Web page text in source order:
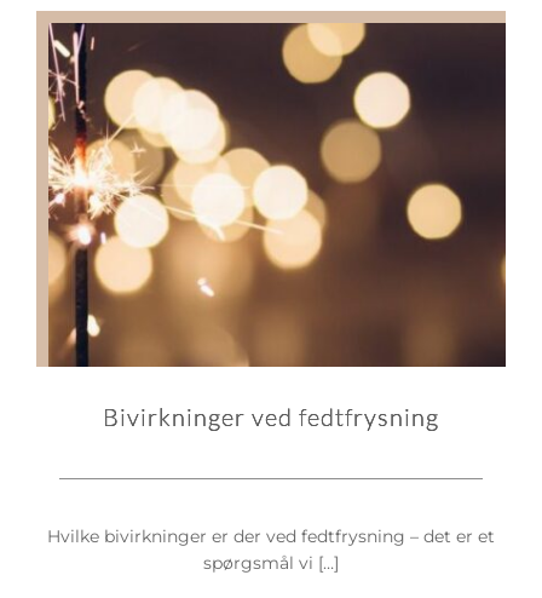
Bivirkninger ved fedtfrysning
Hvilke bivirkninger er der ved fedtfrysning – det er et
spørgsmål vi […]